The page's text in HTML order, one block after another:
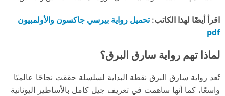
اقرأ أيضًا لهذا الكاتب:تحميل رواية بيرسي جاكسون والأولمبيون
pdf
لماذا تهم رواية سارق البرق؟
تُعد رواية سارق البرق نقطة البداية لسلسلة حققت نجاحًا عالميًا
واسعًا، كما أنها ساهمت في تعريف جيل كامل بالأساطير اليونانية